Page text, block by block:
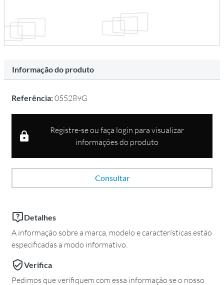
Informação do produto
Referência:055289G
Registre-se ou faça login para visualizar
informações do produto
Consultar
Detalhes
A informação sobre a marca, modelo e características estão
especificadas a modo informativo.
Verifica
Pedimos que verifiquem com essa informação se o nosso